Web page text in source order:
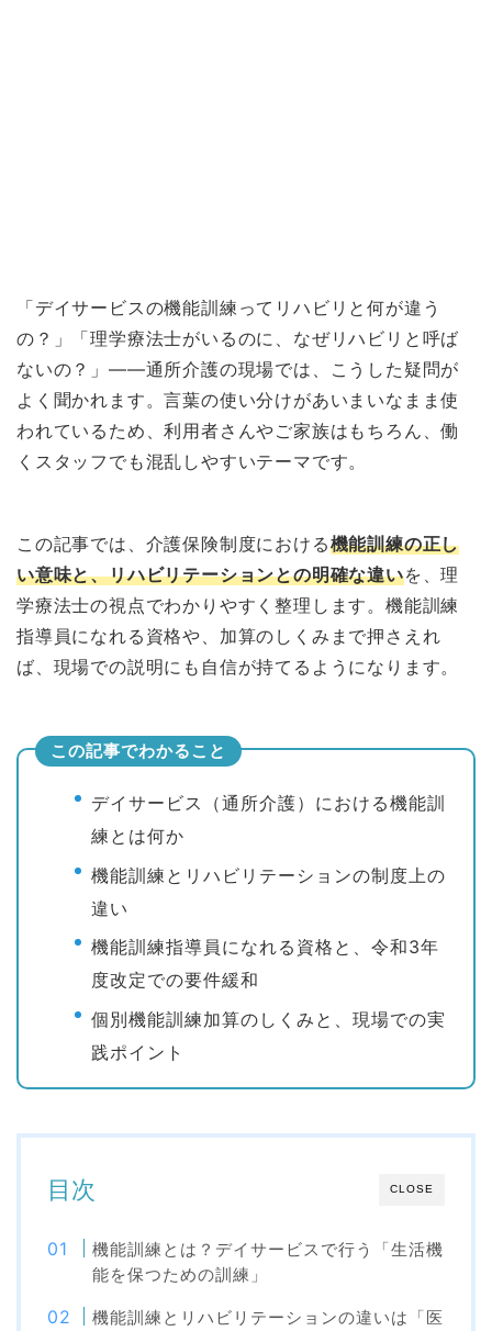
「デイサービスの機能訓練ってリハビリと何が違う
の？」「理学療法士がいるのに、なぜリハビリと呼ば
ないの？」——通所介護の現場では、こうした疑問が
よく聞かれます。言葉の使い分けがあいまいなまま使
われているため、利用者さんやご家族はもちろん、働
くスタッフでも混乱しやすいテーマです。
この記事では、介護保険制度における機能訓練の正し
い意味と、リハビリテーションとの明確な違いを、理
学療法士の視点でわかりやすく整理します。機能訓練
指導員になれる資格や、加算のしくみまで押さえれ
ば、現場での説明にも自信が持てるようになります。
この記事でわかること
デイサービス（通所介護）における機能訓
練とは何か
機能訓練とリハビリテーションの制度上の
違い
機能訓練指導員になれる資格と、令和3年
度改定での要件緩和
個別機能訓練加算のしくみと、現場での実
践ポイント
CLOSE
目次
機能訓練とは？デイサービスで行う「生活機
能を保つための訓練」
機能訓練とリハビリテーションの違いは「医